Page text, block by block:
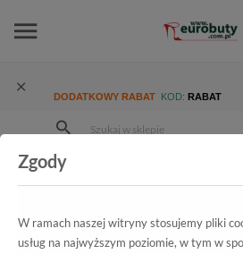
DODATKOWY RABAT KOD: RABAT
Kolekcja damska
Czółenka
Zgody
W ramach naszej witryny stosujemy pliki
usług na najwyższym poziomie, w tym w